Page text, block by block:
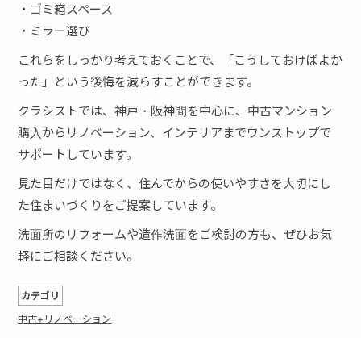
・ゴミ箱スペース
・ミラー選び
これらをしっかり考えておくことで、「こうしておけばよか
った」という後悔を減らすことができます。
クラシストでは、神戸・阪神間を中心に、中古マンション
購入からリノベーション、インテリアまでワンストップで
サポートしています。
見た目だけではなく、住んでからの使いやすさを大切にし
た住まいづくりをご提案しています。
洗面所のリフォームや造作洗面をご検討の方も、ぜひお気
軽にご相談ください。
カテゴリ
中古+リノベーション